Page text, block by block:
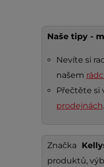
Naše tipy -
Nevíte si
našem
Přečtěte si
prodejnách.
Značka
produktů,